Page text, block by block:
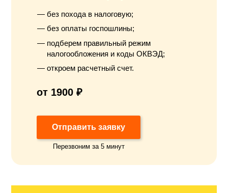
без похода в налоговую;
без оплаты госпошлины;
подберем правильный режим
налогообложения и коды ОКВЭД;
откроем расчетный счет.
от 1900 ₽
Отправить заявку
Перезвоним за 5 минут